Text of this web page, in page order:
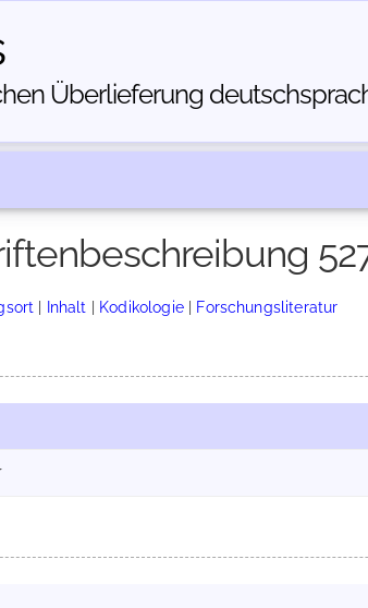
Über­lieferung
| Inhalt | Kodikologie| Forschungsliteratur